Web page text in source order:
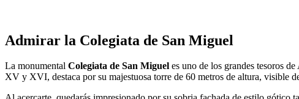
Admirar la Colegiata de San Miguel
La monumental Colegiata de San Miguel es uno de los grandes tesoros
XV y XVI, destaca por su majestuosa torre de 60 metros de altura, visible